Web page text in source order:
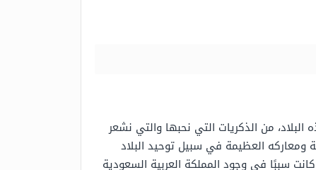
من الذكريات التي نحبها والتي نشعر
ومعاركه العظيمة في سبيل توحيد البلاد
سببًا في وجود المملكة العربية السعودية